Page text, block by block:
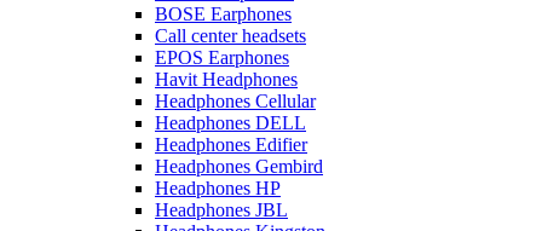
BOSE Earphones
Call center headsets
EPOS Earphones
Havit Headphones
Headphones Cellular
Headphones DELL
Headphones Edifier
Headphones Gembird
Headphones HP
Headphones JBL